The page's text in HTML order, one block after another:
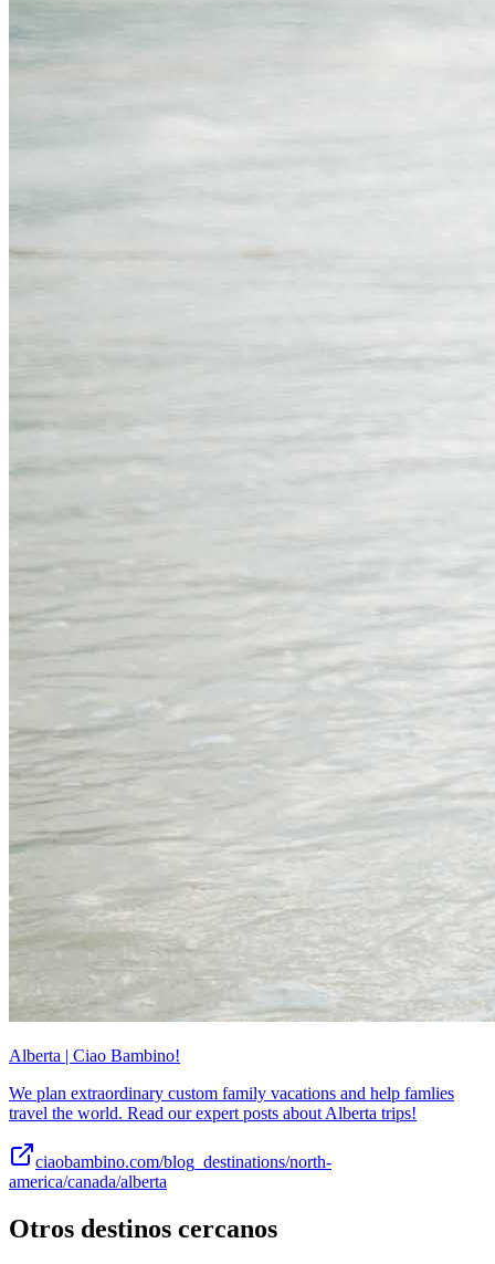
Alberta | Ciao Bambino!
We plan extraordinary custom family vacations and help famlies
travel the world. Read our expert posts about Alberta trips!
ciaobambino.com/blog_destinations/north-
america/canada/alberta
Otros destinos cercanos